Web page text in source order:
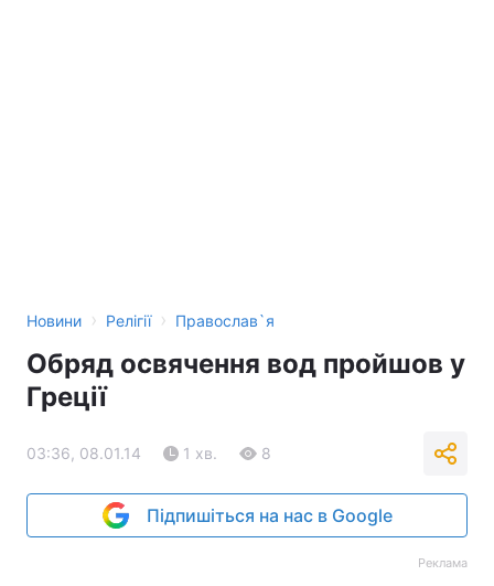
Новини › Релігії › Православ`я
Обряд освячення вод пройшов у
Греції
03:36, 08.01.14 1 хв. 8
Підпишіться на нас в Google
Реклама